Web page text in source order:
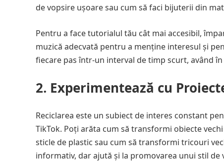
de vopsire ușoare sau cum să faci bijuterii din
Pentru a face tutorialul tău cât mai accesibil,
muzică adecvată pentru a menține interesul și
fiecare pas într-un interval de timp scurt, având
2. Experimentează cu
Reciclarea este un subiect de interes constant
TikTok. Poți arăta cum să transformi obiecte
sticle de plastic sau cum să transformi tricouri
informativ, dar ajută și la promovarea unui stil de